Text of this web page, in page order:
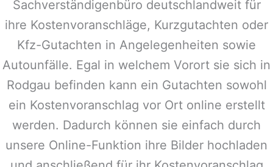
Sachverständigenbüro deutschlandweit für
ihre Kostenvoranschläge, Kurzgutachten oder
Kfz-Gutachten in Angelegenheiten sowie
Autounfälle. Egal in welchem Vorort sie sich in
Rodgau befinden kann ein Gutachten sowohl
ein Kostenvoranschlag vor Ort online erstellt
werden. Dadurch können sie einfach durch
unsere Online-Funktion ihre Bilder hochladen